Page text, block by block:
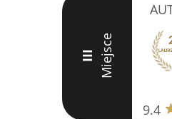
III Miejsce
9.4